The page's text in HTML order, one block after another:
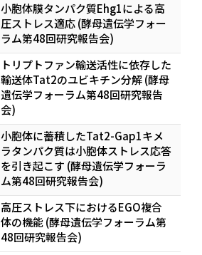
小胞体膜タンパク質Ehg1による高
圧ストレス適応 (酵母遺伝学フォー
ラム第48回研究報告会)
トリプトファン輸送活性に依存した
輸送体Tat2のユビキチン分解 (酵母
遺伝学フォーラム第48回研究報告
会)
小胞体に蓄積したTat2-Gap1キメ
ラタンパク質は小胞体ストレス応答
を引き起こす (酵母遺伝学フォーラ
ム第48回研究報告会)
高圧ストレス下におけるEGO複合
体の機能 (酵母遺伝学フォーラム第
48回研究報告会)